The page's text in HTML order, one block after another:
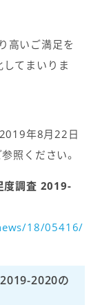
高いご満足を
してまいりま
2019年8月22日
照ください。
度調査 2019-
18/05416/
2020の